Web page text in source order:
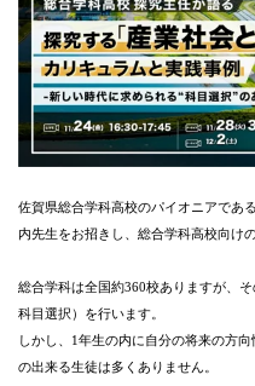
佐賀県総合学科高校のパイオニアであ
内先生をお招きし、総合学科高校向け
総合学科は全国約360校ありますが、
科目選択）を行います。
しかし、1年生の内に自分の将来の方
の出来る生徒は多くありません。